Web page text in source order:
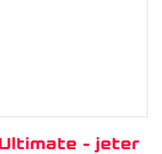
- jeter